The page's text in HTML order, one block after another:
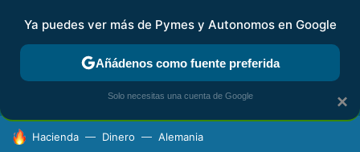
FISCALIDAD Y CONTABILIDAD KIT DIGITAL RENTA
HOY SE HABLA DE
Hacienda Dinero Alemania
×
Ya puedes ver más de Pymes y Autonomos en Google
Añádenos como fuente preferida
Solo necesitas una cuenta de Google